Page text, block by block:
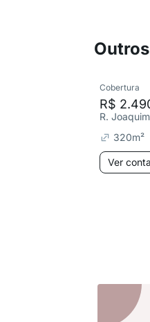
Cobertura
R$
R.
320m²
Ver